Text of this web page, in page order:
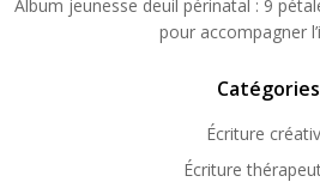
Album jeunesse deuil périnatal : 9
pour accompagner
Catégories
Écriture
Écriture